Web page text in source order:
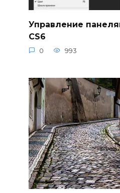
Управление
CS6
0 993